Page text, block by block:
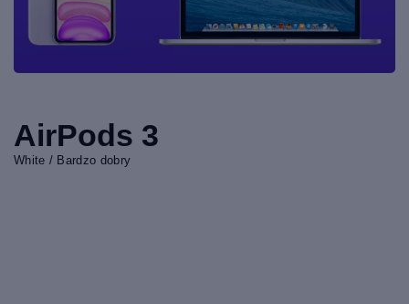
AirPods 3
White / Bardzo dobry